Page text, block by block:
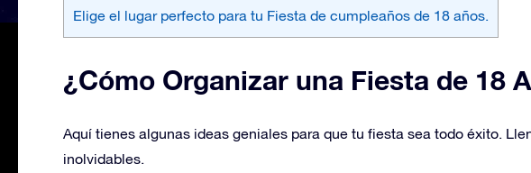
Elige el lugar perfecto para tu Fiesta de cumpleaños de 18 años.
¿Cómo Organizar una Fiesta de 18
Aquí tienes algunas ideas geniales para que tu fiesta sea todo éxito.
inolvidables.